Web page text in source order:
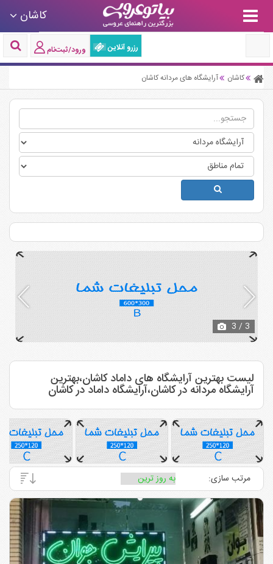
کاشان
رزرو آنلاین ورود/ثبت‌نام
کاشان آرایشگاه های مردانه کاشان
3 / 3
لیست بهترین آرایشگاه های داماد کاشان،بهترین
آرایشگاه مردانه در کاشان،آرایشگاه داماد در کاشان
مرتب سازی: